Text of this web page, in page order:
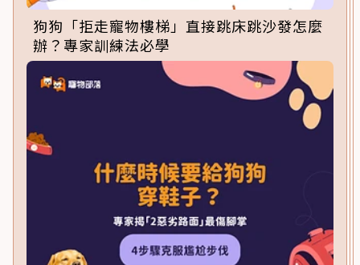
狗狗「拒走寵物樓梯」直接跳床跳沙發怎麼
辦？專家訓練法必學